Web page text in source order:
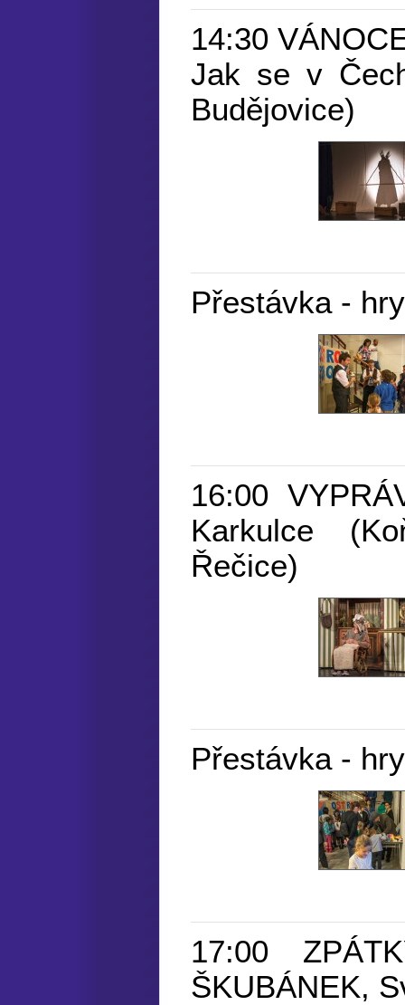
14:30
Jak se v
Budějovice)
Přestávka -
16:00
Karkulce
Řečice)
Přestávka -
17:00
ŠKUBÁNEK,